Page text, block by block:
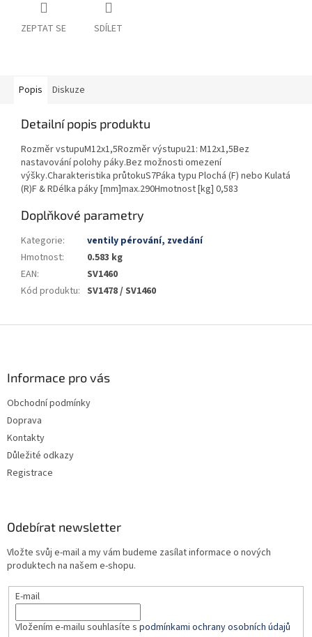
ZEPTAT SE SDÍLET
Popis Diskuze
Detailní popis produktu
Rozměr vstupuM12x1,5Rozměr výstupu21: M12x1,5Bez
nastavování polohy páky.Bez možnosti omezení
výšky.Charakteristika průtokuS7Páka typu Plochá (F) nebo Kulatá
(R)F & RDélka páky [mm]max.290Hmotnost [kg] 0,583
Doplňkové parametry
Kategorie:
ventily pérování, zvedání
Hmotnost:
0.583 kg
EAN:
SV1460
Kód produktu: SV1478 / SV1460
Informace pro vás
Obchodní podmínky
Doprava
Kontakty
Důležité odkazy
Registrace
Odebírat newsletter
Vložte svůj e-mail a my vám budeme zasílat informace o nových
produktech na našem e-shopu.
E-mail
Vložením e-mailu souhlasíte s podmínkami ochrany osobních údajů